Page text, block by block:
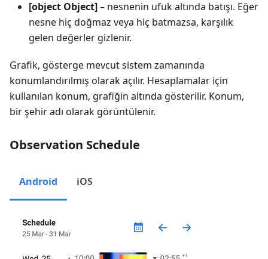
[object Object]– nesnenin ufuk altında batışı. Eğer
nesne hiç doğmaz veya hiç batmazsa, karşılık
gelen değerler gizlenir.
Grafik, gösterge mevcut sistem zamanında
konumlandırılmış olarak açılır. Hesaplamalar için
kullanılan konum, grafiğin altında gösterilir. Konum,
bir şehir adı olarak görüntülenir.
Observation Schedule
Android iOS